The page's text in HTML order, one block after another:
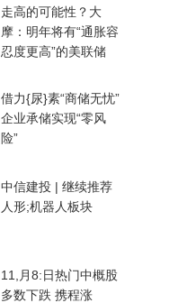
走高的可能性？大
摩：明年将有“通胀容
忍度更高”的美联储
借力{尿}素“商储无忧”
企业承储实现“零风
险”
中信建投 | 继续推荐
人形;机器人板块
11,月8:日热门中概股
多数下跌 携程涨